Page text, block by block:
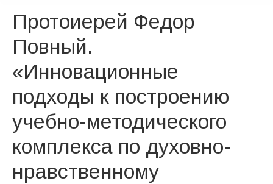
Протоиерей Федор
Повный.
«Инновационные
подходы к построению
учебно-методического
комплекса по духовно-
нравственному